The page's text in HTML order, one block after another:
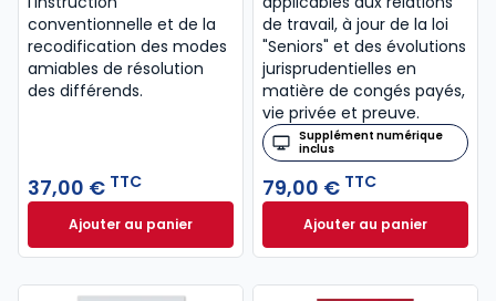
conventionnelle et de la
recodification des modes
amiables de résolution
des différends.
37,00 € TTC
Ajouter au panierCode de procédure civile 2027 annoté. Édition
de travail, à jour de la loi
"Seniors" et des évolutions
jurisprudentielles en
matière de congés payés,
vie privée et preuve.
Supplément numérique
inclus
79,00 € TTC
Ajouter au panier
Code du travail